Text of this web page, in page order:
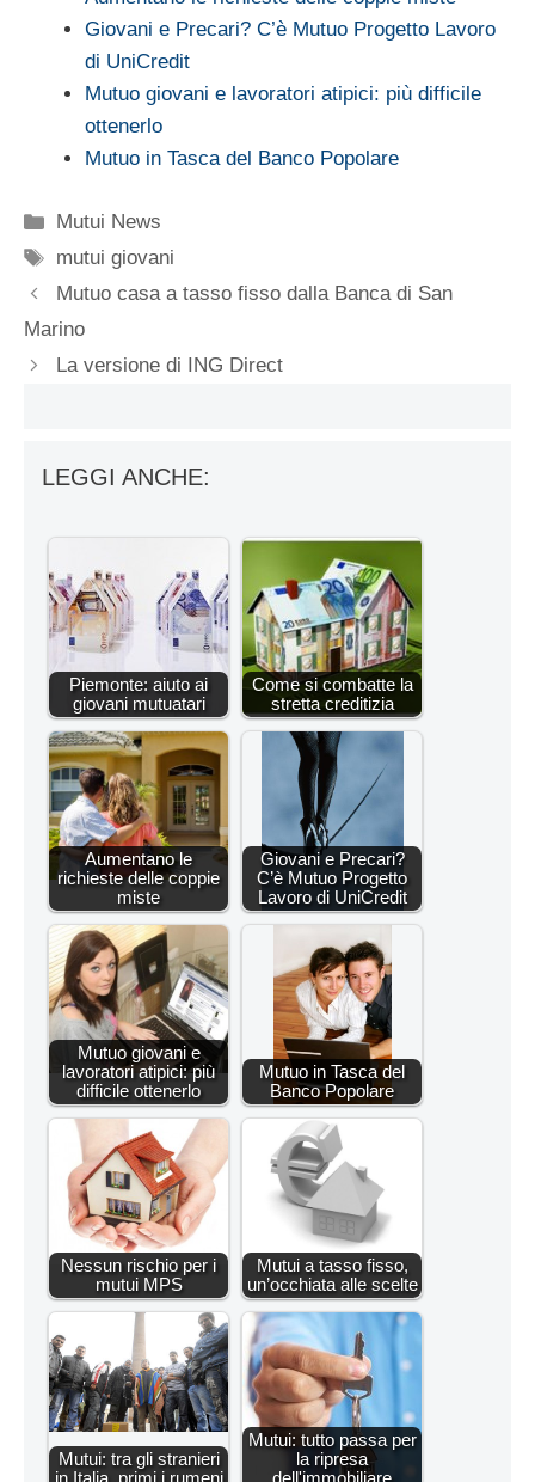
Giovani e Precari? C’è Mutuo Progetto Lavoro
di UniCredit
Mutuo giovani e lavoratori atipici: più difficile
ottenerlo
Mutuo in Tasca del Banco Popolare
Categorie
Mutui News
Tag
mutui giovani
Mutuo casa a tasso fisso dalla Banca di San
Marino
La versione di ING Direct
LEGGI ANCHE:
Piemonte: aiuto ai
giovani mutuatari
Come si combatte la
stretta creditizia
Aumentano le
richieste delle coppie
miste
Giovani e Precari?
C’è Mutuo Progetto
Lavoro di UniCredit
Mutuo giovani e
lavoratori atipici: più
difficile ottenerlo
Mutuo in Tasca del
Banco Popolare
Nessun rischio per i
mutui MPS
Mutui a tasso fisso,
un’occhiata alle scelte
Mutui: tra gli stranieri
Mutui: tutto passa per
la ripresa